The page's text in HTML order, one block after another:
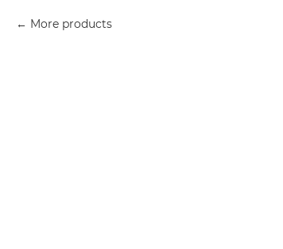
More products